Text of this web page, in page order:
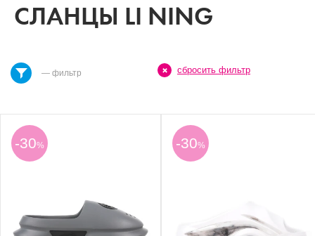
СЛАНЦЫ LI NING
— фильтр сбросить фильтр
-30% -30%